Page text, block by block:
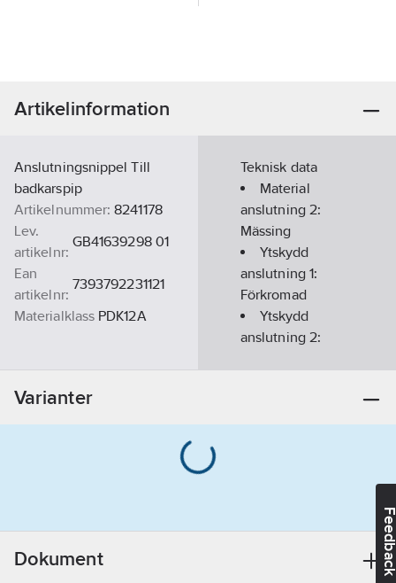
Artikelinformation
Anslutningsnippel Till
badkarspip
Artikelnummer: 8241178
Lev.
artikelnr:
GB41639298 01
Ean
artikelnr:
7393792231121
Materialklass PDK12A
Teknisk data
Material
anslutning 2:
Mässing
Ytskydd
anslutning 1:
Förkromad
Ytskydd
anslutning 2:
anslutning 1:
Materialkvalitet
Varianter
Dokument